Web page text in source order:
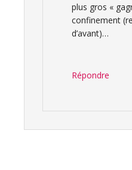
plus gros «
confinement
d’avant)…
Répondre